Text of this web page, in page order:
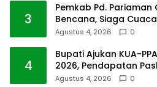
3
Pemkab Pd.
Bencana, Siaga
Agustus 4, 2026 0
4
Bupati Ajukan KUA-
2026, Pendapatan
Agustus 4, 2026 0